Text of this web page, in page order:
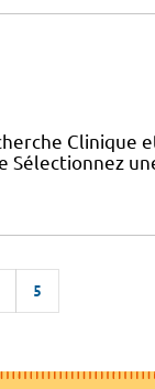
Clinique
Sélectionnez
5